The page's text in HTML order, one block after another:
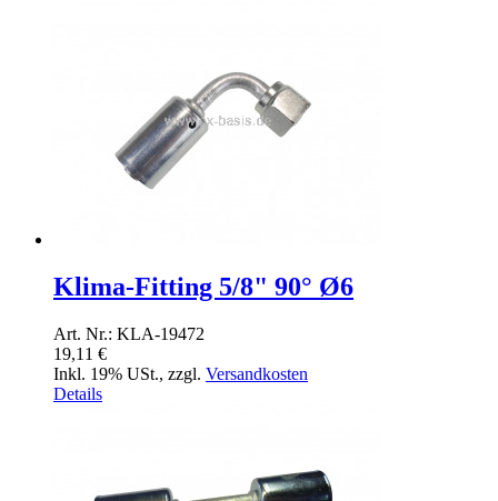
Klima-Fitting 5/8" 90° Ø6
Art. Nr.: KLA-19472
19,11 €
Inkl. 19% USt., zzgl. Versandkosten
Details